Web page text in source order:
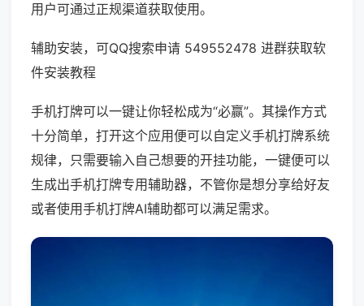
用户可通过正规渠道获取使用。
辅助安装，可QQ搜索申请 549552478 进群获取软
件安装教程
手机打牌可以一键让你轻松成为“必赢”。其操作方式
十分简单，打开这个应用便可以自定义手机打牌系统
规律，只需要输入自己想要的开挂功能，一键便可以
生成出手机打牌专用辅助器，不管你是想分享给好友
或者使用手机打牌AI辅助都可以满足需求。